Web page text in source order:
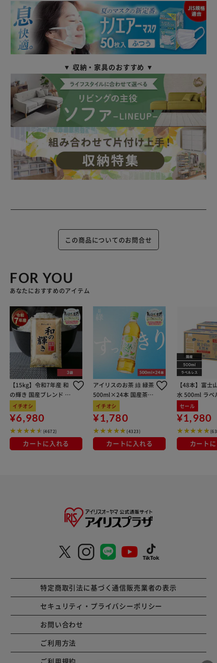
▼ 収納・家具のおすすめ ▼
この商品についてのお問合せ
FOR YOU
あなたにおすすめのアイテム
【15kg】令和7年産 和
の輝き 国産ブレンド 5
kg×3袋
イチオシ
¥6,980
(4672)
カートに入れる
アイリスのお茶 綠 緑茶
500ml×24本 国産茶葉
100％使用
イチオシ
¥1,780
(4323)
カートに入れる
【48本】富士
水 500ml ラベ
セール
¥1,980
カート
特定商取引法に基づく通信販売業者の表示
セキュリティ・プライバシーポリシー
お問い合わせ
ご利用方法